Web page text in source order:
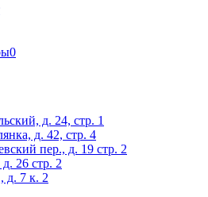
0
д. 24, стр. 1
д. 42, стр. 4
пер., д. 19 стр. 2
26 стр. 2
д. 7 к. 2